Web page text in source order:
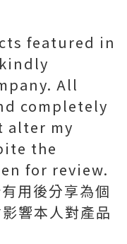
featured in
All
completely
alter my
the
for review.
用後分享為個
響本人對產品